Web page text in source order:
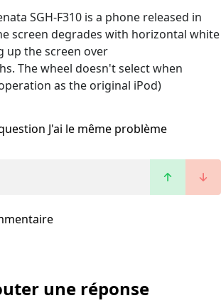
SGH-F310 is a phone released in
screen degrades with horizontal white
up the screen over
The wheel doesn't select when
as the original iPod)
J'ai le même problème
une réponse